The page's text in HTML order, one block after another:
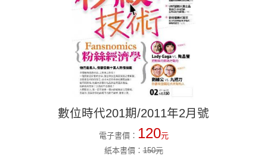
數位時代201期/2011年2月號
電子書價： 120元
紙本書價：150元